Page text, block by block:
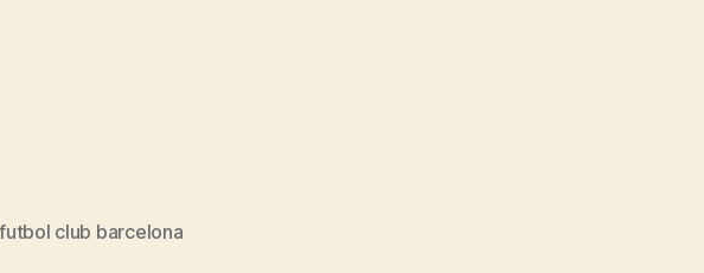
club barcelona